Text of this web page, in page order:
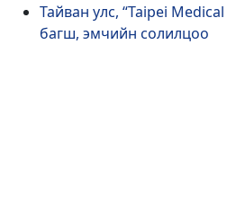
Тайван улс, “Taipei
багш, эмчийн солилцоо